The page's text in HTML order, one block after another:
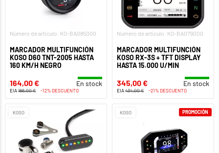
Número de artículo: KO-BA085000
MARCADOR MULTIFUNCIÓN
KOSO D60 TNT-2005 HASTA
160 KM/H NEGRO
164,00 € En stock
EIA186,00 € -12% DESCUENTO
Número de artículo: KO-BA079000
MARCADOR MULTIFUNCIÓN
KOSO RX-3S + TFT DISPLAY
HASTA 15.000 U/MIN
345,00 € En stock
EIA434,00 € -21% DESCUENTO
KOSO KOSO PROMOCIÓN